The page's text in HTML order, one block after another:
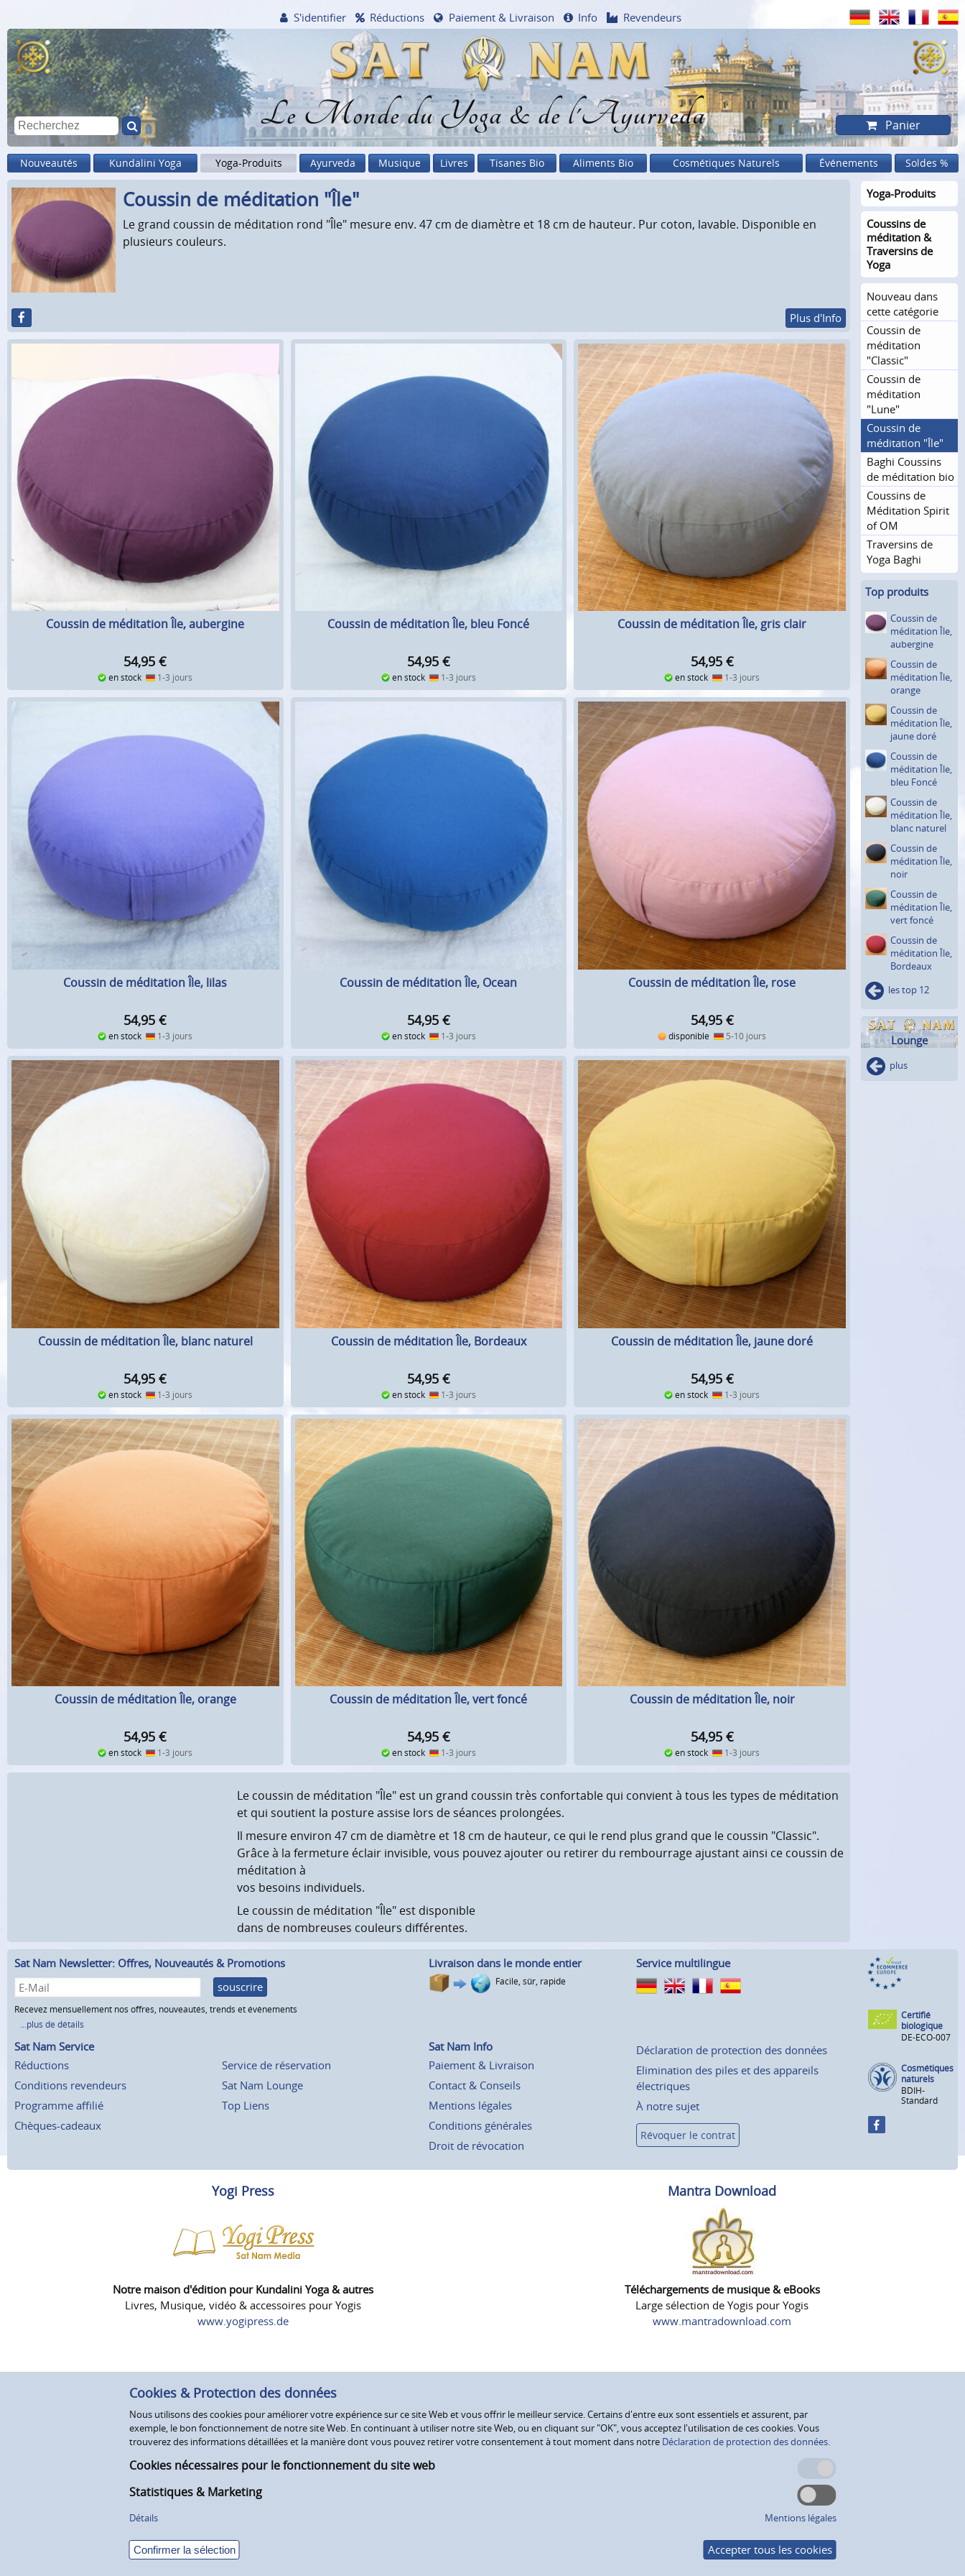
Le Monde du Yoga & de l'Ayurveda
S'identifier Réductions Paiement & Livraison Info Revendeurs
Panier
Nouveautés Kundalini Yoga Yoga-Produits Ayurveda Musique Livres Tisanes Bio Aliments Bio Cosmétiques Naturels Événements Soldes %
Coussin de méditation "Île"
Le grand coussin de méditation rond "Île" mesure env. 47 cm de diamètre et 18 cm de hauteur. Pur coton, lavable. Disponible en
plusieurs couleurs.
Plus d'Info
Coussin de méditation Île, aubergine
54,95 €
en stock 1-3 jours
Coussin de méditation Île, bleu Foncé
54,95 €
en stock 1-3 jours
Coussin de méditation Île, gris clair
54,95 €
en stock 1-3 jours
Coussin de méditation Île, lilas
54,95 €
en stock 1-3 jours
Coussin de méditation Île, Ocean
54,95 €
en stock 1-3 jours
Coussin de méditation Île, rose
54,95 €
disponible 5-10 jours
Coussin de méditation Île, blanc naturel
54,95 €
en stock 1-3 jours
Coussin de méditation Île, Bordeaux
54,95 €
en stock 1-3 jours
Coussin de méditation Île, jaune doré
54,95 €
en stock 1-3 jours
Coussin de méditation Île, orange
54,95 €
en stock 1-3 jours
Coussin de méditation Île, vert foncé
54,95 €
en stock 1-3 jours
Coussin de méditation Île, noir
54,95 €
en stock 1-3 jours
Le coussin de méditation "Île" est un grand coussin très confortable qui convient à tous les types de méditation
et qui soutient la posture assise lors de séances prolongées.
Il mesure environ 47 cm de diamètre et 18 cm de hauteur, ce qui le rend plus grand que le coussin "Classic".
Grâce à la fermeture éclair invisible, vous pouvez ajouter ou retirer du rembourrage ajustant ainsi ce coussin de
méditation à
vos besoins individuels.
Le coussin de méditation "Île" est disponible
dans de nombreuses couleurs différentes.
Yoga-Produits
Coussins de
méditation &
Traversins de
Yoga
Nouveau dans
cette catégorie
Coussin de
méditation
"Classic"
Coussin de
méditation
"Lune"
Coussin de
méditation "Île"
Baghi Coussins
de méditation bio
Coussins de
Méditation Spirit
of OM
Traversins de
Yoga Baghi
Top produits
Coussin de
méditation Île,
aubergine
Coussin de
méditation Île,
orange
Coussin de
méditation Île,
jaune doré
Coussin de
méditation Île,
bleu Foncé
Coussin de
méditation Île,
blanc naturel
Coussin de
méditation Île,
noir
Coussin de
méditation Île,
vert foncé
Coussin de
méditation Île,
Bordeaux
les top 12
Lounge
plus
Sat Nam Newsletter: Offres, Nouveautés & Promotions
souscrire
Recevez mensuellement nos offres, nouveautés, trends et événements
...plus de détails
Livraison dans le monde entier
Facile, sûr, rapide
Service multilingue
Sat Nam Service
Réductions
Conditions revendeurs
Programme affilié
Chèques-cadeaux
Service de réservation
Sat Nam Lounge
Top Liens
Sat Nam Info
Paiement & Livraison
Contact & Conseils
Mentions légales
Conditions générales
Droit de révocation
Déclaration de protection des données
Elimination des piles et des appareils
électriques
À notre sujet
Révoquer le contrat
Certifié
biologique
DE-ECO-007
Cosmétiques
naturels
BDIH-
Standard
Yogi Press
Notre maison d'édition pour Kundalini Yoga & autres
Livres, Musique, vidéo & accessoires pour Yogis
www.yogipress.de
Mantra Download
Téléchargements de musique & eBooks
Large sélection de Yogis pour Yogis
www.mantradownload.com
Cookies & Protection des données
Nous utilisons des cookies pour améliorer votre expérience sur ce site Web et vous offrir le meilleur service. Certains d'entre eux sont essentiels et assurent, par
exemple, le bon fonctionnement de notre site Web. En continuant à utiliser notre site Web, ou en cliquant sur "OK", vous acceptez l'utilisation de ces cookies. Vous
trouverez des informations détaillées et la manière dont vous pouvez retirer votre consentement à tout moment dans notre Déclaration de protection des données.
Cookies nécessaires pour le fonctionnement du site web
Statistiques & Marketing
Détails Mentions légales
Accepter tous les cookies